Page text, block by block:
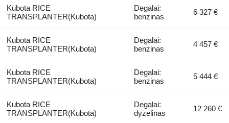
Kubota RICE
TRANSPLANTER(Kubota)
Degalai:
benzinas
6 327 €
Kubota RICE
TRANSPLANTER(Kubota)
Degalai:
benzinas
4 457 €
Kubota RICE
TRANSPLANTER(Kubota)
Degalai:
benzinas
5 444 €
Kubota RICE
TRANSPLANTER(Kubota)
Degalai:
dyzelinas
12 260 €